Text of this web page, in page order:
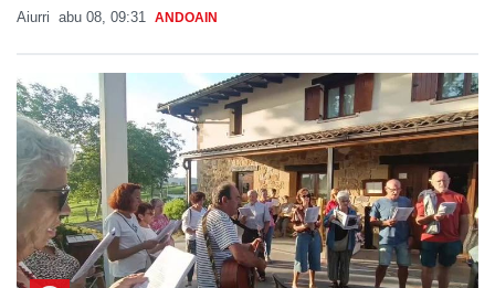
Aiurri abu 08, 09:31 ANDOAIN